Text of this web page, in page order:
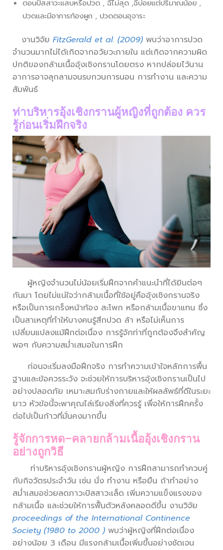
ตอนปัสสาวะแสบหรือปวด , ฉี่ไม่สุด ,ฉี่บ่อยแต่ปริมาณน้อย ,
ปวดและมีอาการท้องผูก , ปวดตอนอุจาระ
งานวิจัย FitzGerald et al. (2009) พบว่าอาการปวด
จำนวนมากไม่ได้เกิดจากอวัยวะภายใน แต่เกิดจากความผิด
ปกติของกล้ามเนื้ออุ้งเชิงกรานโดยตรง หากปล่อยไว้นาน
อาการอาจลุกลามจนรบกวนการนอน การทำงาน และความ
สัมพันธ์
ท่าบริหารอุ้งเชิงกรานผู้หญิงที่ถูกต้อง ควร
รู้ก่อนเริ่มฝึกจริง
ผู้หญิงจำนวนไม่น้อยเริ่มฝึกจากคำแนะนำที่ได้ยินต่อๆ
กันมา โดยไม่แน่ใจว่ากล้ามเนื้อที่ใช้อยู่คืออุ้งเชิงกรานจริง
หรือเป็นการเกร็งหน้าท้อง สะโพก หรือกล้ามเนื้อขาแทน ซึ่ง
เป็นสาเหตุที่ทำให้บางคนรู้สึกปวด ล้า หรือไม่เห็นการ
เปลี่ยนแปลงแม้ฝึกต่อเนื่อง การรู้จักท่าที่ถูกต้องจึงสำคัญ
พอๆ กับความสม่ำเสมอในการฝึก
ก่อนจะเริ่มลงมือฝึกจริง การทำความเข้าใจหลักการพื้น
ฐานและข้อควรระวัง จะช่วยให้การบริหารอุ้งเชิงกรานเป็นไป
อย่างปลอดภัย เหมาะสมกับร่างกายและให้ผลลัพธ์ที่ดีในระยะ
ยาว หัวข้อนี้จะพาคุณไล่เรียงสิ่งที่ควรรู้ เพื่อให้การฝึกครั้ง
ต่อไปเป็นก้าวที่มั่นคงมากขึ้น
รู้จักการหด–คลายกล้ามเนื้ออุ้งเชิงกราน
อย่างถูกวิธี
ท่าบริหารอุ้งเชิงกรานผู้หญิง การฝึกสามารถทำควบคู่
กับกิจวัตรประจำวัน เช่น นั่ง ทำงาน หรือยืน ถ้าทำอย่าง
สม่ำเสมอช่วยลดภาวะปัสสาวะเล็ด เพิ่มความแข็งแรงของ
กล้ามเนื้อ และช่วยให้การฟื้นตัวหลังคลอดดีขึ้น งานวิจัย
proceedings of the International Continence
Society (1980 to 2000 ) พบว่าผู้หญิงที่ฝึกต่อเนื่อง
อย่างน้อย 3 เดือน มีแรงกล้ามเนื้อเพิ่มขึ้นอย่างชัดเจน